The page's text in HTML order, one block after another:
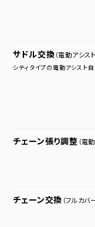
サドル交換 （電動アシスト
シティタイプの電動アシスト
チェーン張り調整 （電
チェーン交換 （フルカバ